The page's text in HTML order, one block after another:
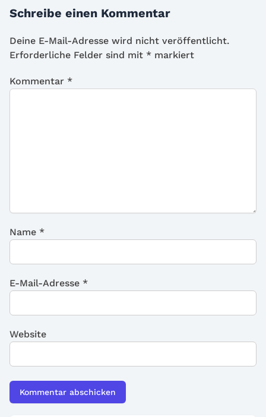
Schreibe einen Kommentar
Deine E-Mail-Adresse wird nicht veröffentlicht.
Erforderliche Felder sind mit * markiert
Kommentar *
Name *
E-Mail-Adresse *
Website